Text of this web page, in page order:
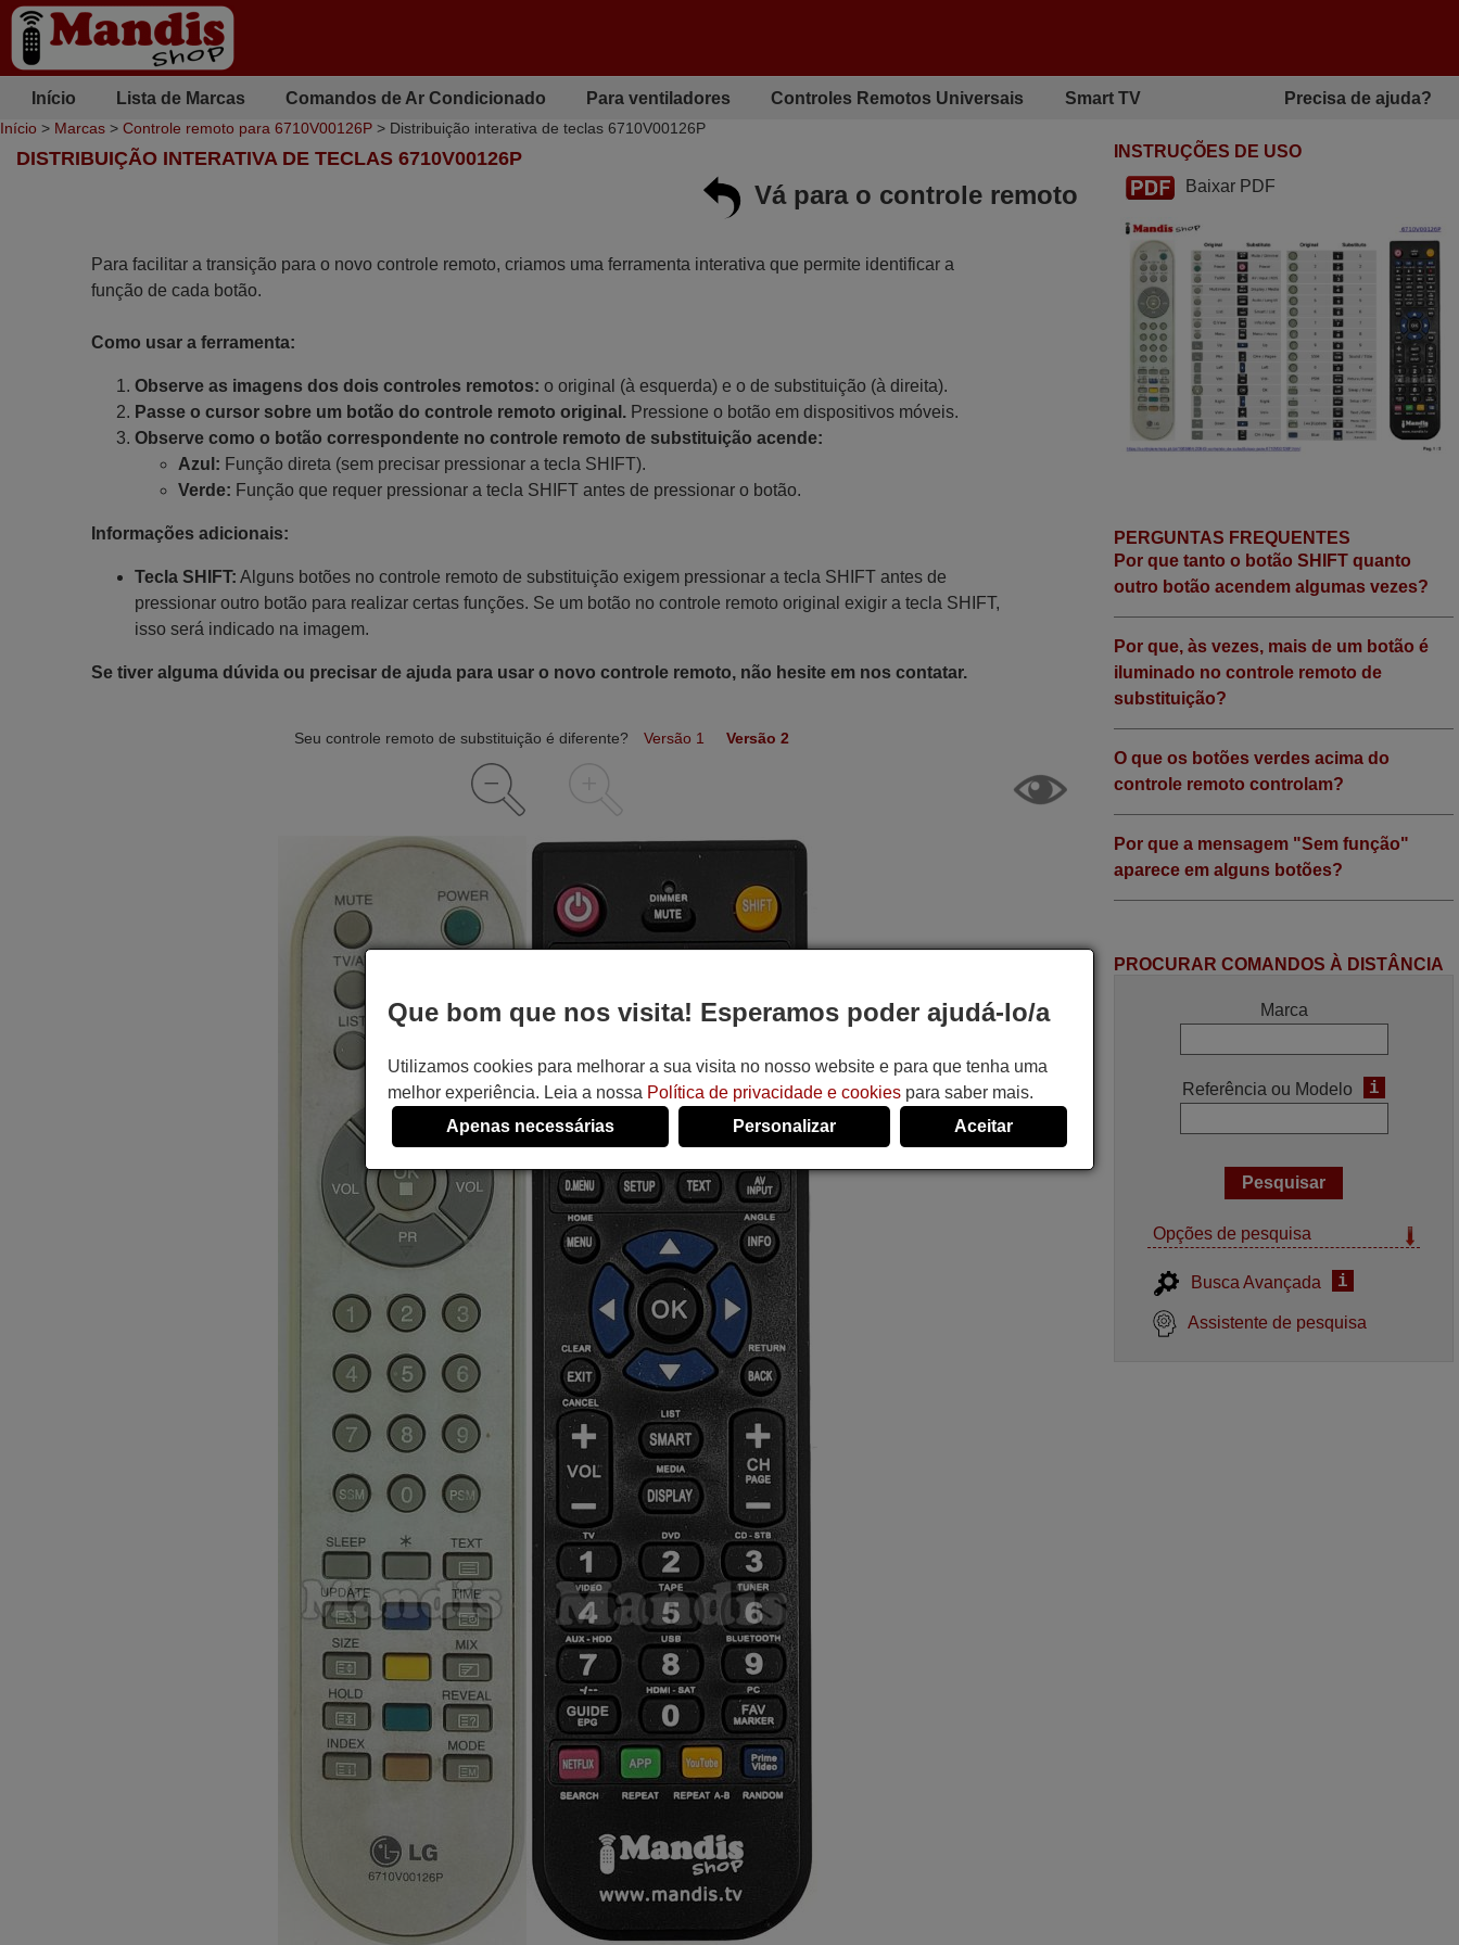
Início Lista de Marcas Comandos de Ar Condicionado Para ventiladores Controles Remotos Universais Smart TV Precisa de ajuda?
Início > Marcas > Controle remoto para 6710V00126P > Distribuição interativa de teclas 6710V00126P
DISTRIBUIÇÃO INTERATIVA DE TECLAS 6710V00126P
Vá para o controle remoto
Para facilitar a transição para o novo controle remoto, criamos uma ferramenta interativa que permite identificar a
função de cada botão.
Como usar a ferramenta:
Observe as imagens dos dois controles remotos: o original (à esquerda) e o de substituição (à direita).
Passe o cursor sobre um botão do controle remoto original.Pressione o botão em dispositivos móveis.
Observe como o botão correspondente no controle remoto de substituição acende:
Azul: Função direta (sem precisar pressionar a tecla SHIFT).
Verde: Função que requer pressionar a tecla SHIFT antes de pressionar o botão.
Informações adicionais:
Tecla SHIFT: Alguns botões no controle remoto de substituição exigem pressionar a tecla SHIFT antes de
pressionar outro botão para realizar certas funções. Se um botão no controle remoto original exigir a tecla SHIFT,
isso será indicado na imagem.
Se tiver alguma dúvida ou precisar de ajuda para usar o novo controle remoto, não hesite em nos contatar.
Seu controle remoto de substituição é diferente? Versão 1 Versão 2
INSTRUÇÕES DE USO
Baixar PDF
PERGUNTAS FREQUENTES
Por que tanto o botão SHIFT quanto
outro botão acendem algumas vezes?
Por que, às vezes, mais de um botão é
iluminado no controle remoto de
substituição?
O que os botões verdes acima do
controle remoto controlam?
Por que a mensagem "Sem função"
aparece em alguns botões?
PROCURAR COMANDOS À DISTÂNCIA
Marca
Referência ou Modelo i
Opções de pesquisa
Busca Avançada i
Assistente de pesquisa
Que bom que nos visita! Esperamos poder ajudá-lo/a
Utilizamos cookies para melhorar a sua visita no nosso website e para que tenha uma
melhor experiência. Leia a nossa Política de privacidade e cookies para saber mais.
Apenas necessárias
Personalizar Aceitar